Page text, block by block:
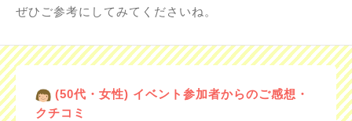
ぜひご参考にしてみてくださいね。
(50代・女性) イベント参加者からのご感想・
クチコミ